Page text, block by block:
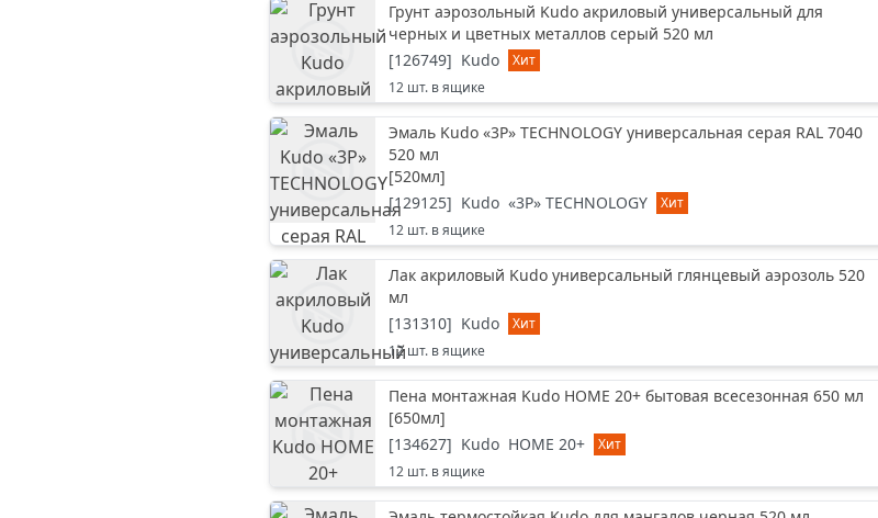
Грунт аэрозольный Kudo акриловый универсальный для
черных и цветных металлов серый 520 мл
[126749] Kudo
Хит
12 шт. в ящике
Эмаль Kudo «3P» TECHNOLOGY универсальная серая RAL 7040
520 мл
[520мл]
[129125] Kudo «3P» TECHNOLOGY
Хит
12 шт. в ящике
Лак акриловый Kudo универсальный глянцевый аэрозоль 520
мл
[131310] Kudo
Хит
12шт. в ящике
Пена монтажная Kudo HOME 20+ бытовая всесезонная 650 мл
[650мл]
[134627] Kudo HOME 20+
Хит
12 шт. в ящике